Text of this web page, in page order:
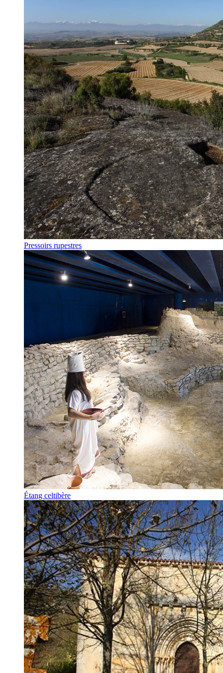
Pressoirs rupestres
Étang celtibère